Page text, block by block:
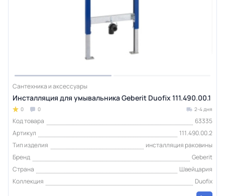
Сантехника и аксессуары
Инсталляция для умывальника Geberit Duofix 111.490.00.1
0 0 2-4 дня
Код товара
63335
Артикул
111.490.00.2
Тип изделия
инсталляция раковины
Бренд
Geberit
Страна
Швейцария
Коллекция
Duofix